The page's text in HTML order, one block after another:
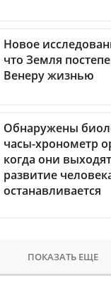
Новое
что Земля
Венеру жизнью
Обнаружены
часы-хронометр
когда они
развитие
останавливается
ПОКАЗАТЬ ЕЩЕ